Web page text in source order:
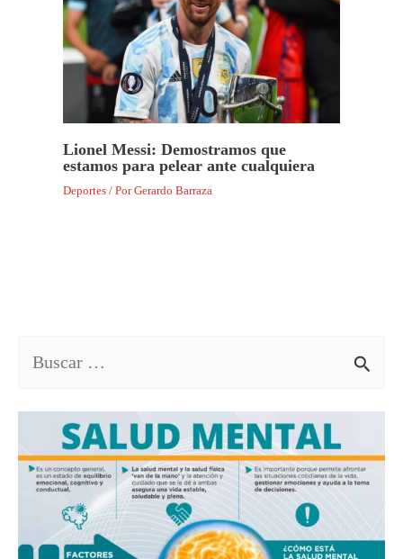
Lionel Messi: Demostramos que
estamos para pelear ante cualquiera
Deportes / PorGerardo Barraza
c